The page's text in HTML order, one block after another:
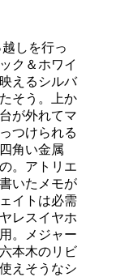
しを行っ
ク＆ホワイ
えるシルバ
そう。上か
が外れてマ
つけられる
角い金属
。アトリエ
いたメモが
イトは必需
レスイヤホ
。メジャー
本木のリビ
えそうなシ